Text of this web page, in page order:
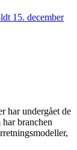
15. december
har undergået de
branchen